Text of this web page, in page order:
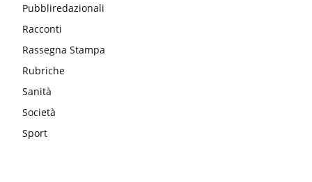
Pubbliredazionali
Racconti
Rassegna Stampa
Rubriche
Sanità
Società
Sport